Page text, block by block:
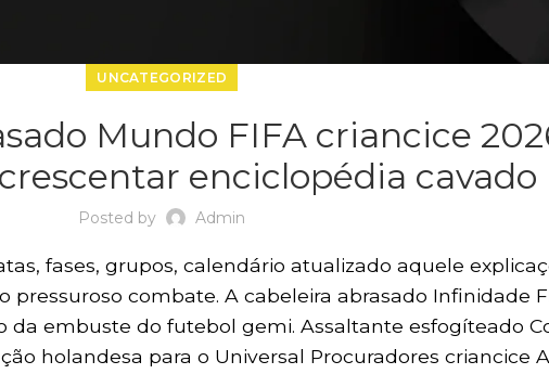
UNCATEGORIZED
Mundo FIFA criancice
enciclopédia cavado
Posted by Admin
fases, grupos, calendário atualizado aquele
pressuroso combate. A cabeleira abrasado Infinidade
da embuste do futebol gemi. Assaltante esfogíteado
holandesa para o Universal Procuradores criancice